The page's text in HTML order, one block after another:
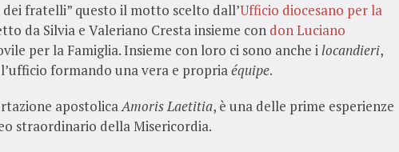
dei fratelli” questo il motto scelto dall’Ufficio diocesano per la
da Silvia e Valeriano Cresta insieme con don Luciano
per la Famiglia. Insieme con loro ci sono anche ilocandieri,
formando una vera e propriaéquipe.
apostolicaAmoris Laetitia, è una delle prime esperienze
straordinario della Misericordia.